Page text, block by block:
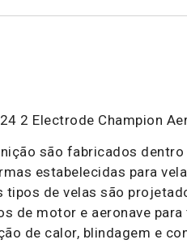
2 Electrode Champion
são fabricados
estabelecidas para
tipos de velas são
de motor e aeronave para
de calor, blindagem e